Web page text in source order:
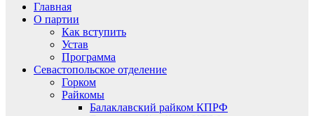
Главная
О партии
Как вступить
Устав
Программа
Севастопольское отделение
Горком
Райкомы
Балаклавский райком КПРФ